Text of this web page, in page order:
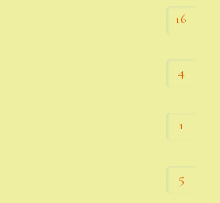
16
4
1
5